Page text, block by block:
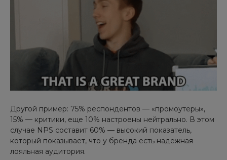
Другой пример: 75% респондентов — «промоутеры»,
15% — критики, еще 10% настроены нейтрально. В этом
случае NPS составит 60% — высокий показатель,
который показывает, что у бренда есть надежная
лояльная аудитория.